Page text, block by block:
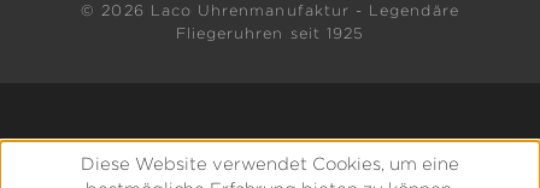
© 2026 Laco Uhrenmanufaktur - Legendäre
Fliegeruhren seit 1925
Diese Website verwendet Cookies, um eine